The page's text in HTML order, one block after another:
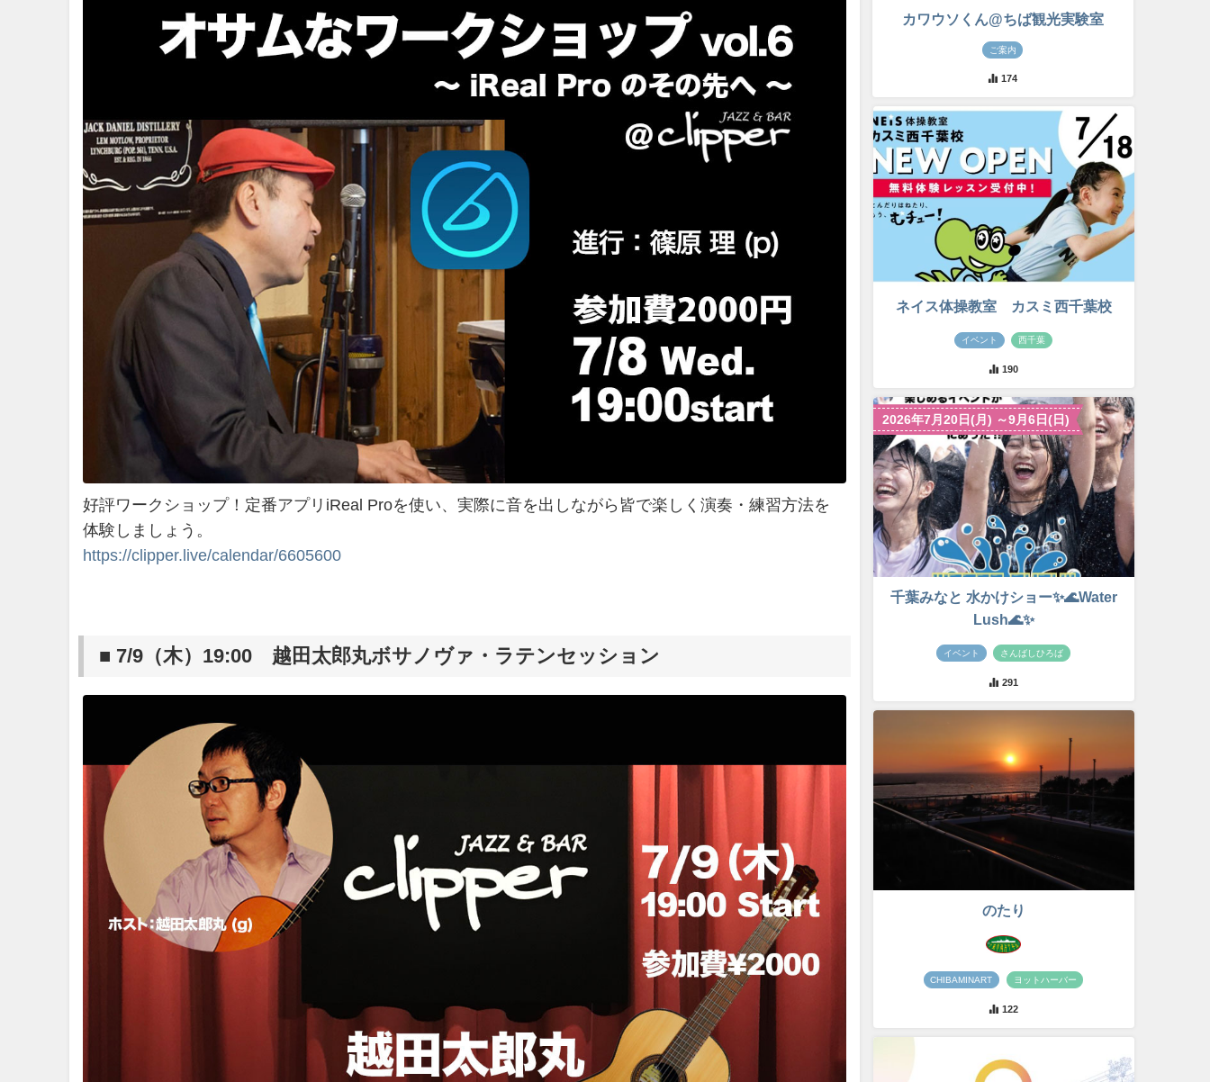
好評ワークショップ！定番アプリiReal Proを使い、実際に音を出しながら皆で楽しく演奏・練習方法を
体験しましょう。
https://clipper.live/calendar/6605600
■ 7/9（木）19:00 越田太郎丸ボサノヴァ・ラテンセッション
カワウソくん@ちば観光実験室
ご案内
174
ネイス体操教室 カスミ西千葉校
イベント 西千葉
190
2026年7月20日(月) ～9月6日(日)
千葉みなと 水かけショー✨🌊Water
Lush🌊✨
イベント さんばしひろば
291
のたり
CHIBAMINART ヨットハーバー
122